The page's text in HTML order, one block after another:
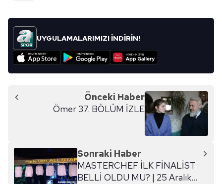
UYGULAMALARIMIZI İNDİRİN!
Önceki Haber
Ömer 37. BÖLÜM İZLE
Sonraki Haber
MASTERCHEF İLK FİNALİST
BELLİ OLDU MU? | 25 Aralık